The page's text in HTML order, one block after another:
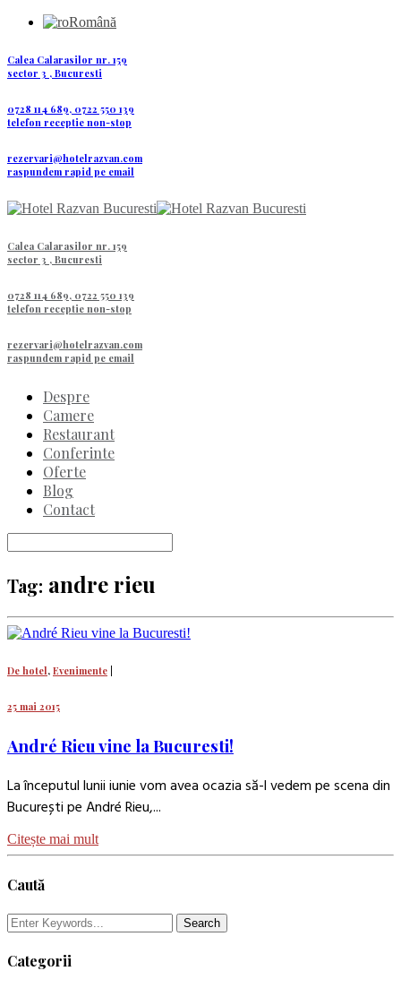
Română
Calea Calarasilor nr. 159
sector 3 , Bucuresti
0728 114 689, 0722 550 139
telefon receptie non-stop
rezervari@hotelrazvan.com
raspundem rapid pe email
Calea Calarasilor nr. 159
sector 3 , Bucuresti
0728 114 689, 0722 550 139
telefon receptie non-stop
rezervari@hotelrazvan.com
raspundem rapid pe email
Despre
Camere
Restaurant
Conferinte
Oferte
Blog
Contact
Tag: andre rieu
De hotel, Evenimente |
25 mai 2015
André Rieu vine la Bucuresti!
La începutul lunii iunie vom avea ocazia să-l vedem pe scena din
București pe André Rieu,...
Citește mai mult
Caută
Categorii